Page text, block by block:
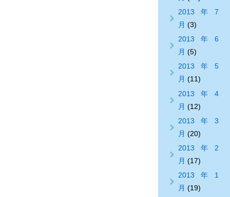
2013年7
月 (3)
2013年6
月 (5)
2013年5
月 (11)
2013年4
月 (12)
2013年3
月 (20)
2013年2
月 (17)
2013年1
月 (19)